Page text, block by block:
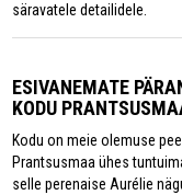
säravatele detailidele.
ESIVANEMATE
KODU
Kodu on meie olemuse
Prantsusmaa ühes
selle perenaise Aurélie